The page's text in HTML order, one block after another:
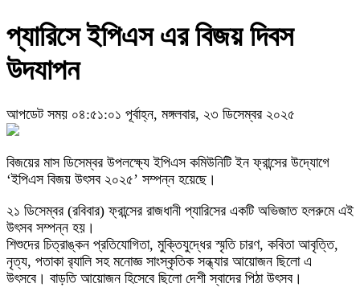
প্যারিসে ইপিএস এর বিজয় দিবস
উদযাপন
আপডেট সময় ০৪:৫১:০১ পূর্বাহ্ন, মঙ্গলবার, ২৩ ডিসেম্বর ২০২৫
বিজয়ের মাস ডিসেম্বর উপলক্ষ্যে ইপিএস কমিউনিটি ইন ফ্রান্সের উদ্যোগে
‘ইপিএস বিজয় উৎসব ২০২৫’ সম্পন্ন হয়েছে।
২১ ডিসেম্বর (রবিবার) ফ্রান্সের রাজধানী প্যারিসের একটি অভিজাত হলরুমে এই
উৎসব সম্পন্ন হয়।
শিশুদের চিত্রাঙ্কন প্রতিযোগিতা, মুক্তিযুদ্ধের স্মৃতি চারণ, কবিতা আবৃত্তি,
নৃত্য, পতাকা র‍্যালি সহ মনোজ্ঞ সাংস্কৃতিক সন্ধ্যার আয়োজন ছিলো এ
উৎসবে। বাড়তি আয়োজন হিসেবে ছিলো দেশী স্বাদের পিঠা উৎসব।